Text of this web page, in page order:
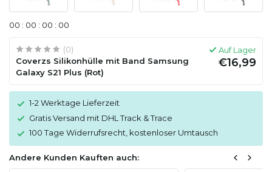
00 : 00 : 00 : 00
(0)
Coverzs Silikonhülle mit Band Samsung
Galaxy S21 Plus (Rot)
Auf Lager
€16,99
1-2 Werktage Lieferzeit
Gratis Versand mit DHL Track & Trace
100 Tage Widerrufsrecht, kostenloser Umtausch
Andere Kunden Kauften auch: